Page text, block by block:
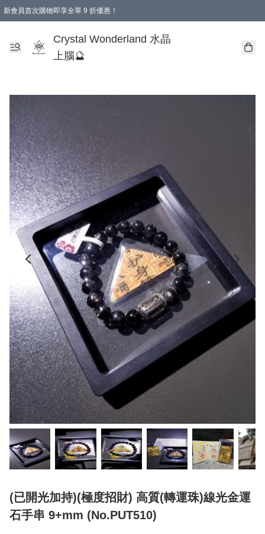
新會員首次購物即享全單 9 折優惠！
Crystal Wonderland 水晶
上腦🔮
(已開光加持)(極度招財) 高質(轉運珠)線光金運
石手串 9+mm (No.PUT510)